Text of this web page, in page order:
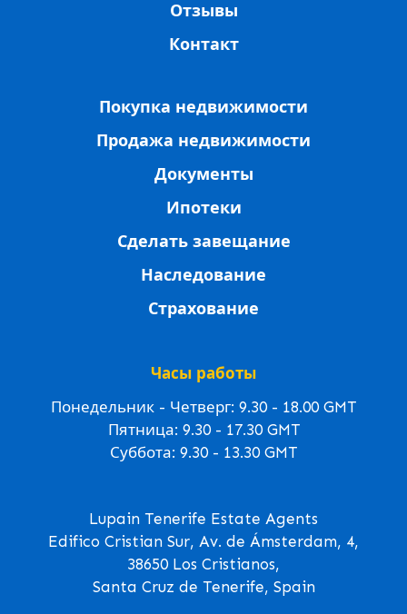
Отзывы
Контакт
Покупка недвижимости
Продажа недвижимости
Документы
Ипотеки
Сделать завещание
Наследование
Страхование
Часы работы
Понедельник - Четверг: 9.30 - 18.00 GMT
Пятница: 9.30 - 17.30 GMT
Суббота: 9.30 - 13.30 GMT
Lupain Tenerife Estate Agents
Edifico Cristian Sur, Av. de Ámsterdam, 4,
38650 Los Cristianos,
Santa Cruz de Tenerife, Spain